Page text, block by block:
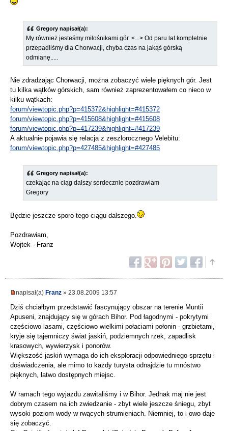
Gregory napisał(a):
My również jesteśmy miłośnikami gór. <...> Od paru lat kompletnie
przepadliśmy dla Chorwacji, chyba czas na jakąś górską
odmianę.....
Nie zdradzając Chorwacji, można zobaczyć wiele pięknych gór. Jest
tu kilka wątków górskich, sam również zaprezentowałem co nieco w
kilku wątkach:
forum/viewtopic.php?p=415372&highlight=#415372
forum/viewtopic.php?p=415608&highlight=#415608
forum/viewtopic.php?p=417239&highlight=#417239
A aktualnie pojawia się relacja z zeszlorocznego Velebitu:
forum/viewtopic.php?p=427485&highlight=#427485
Gregory napisał(a):
czekając na ciąg dalszy serdecznie pozdrawiam
Gregory
Będzie jeszcze sporo tego ciągu dalszego.
Pozdrawiam,
Wojtek - Franz
napisał(a) Franz » 23.08.2009 13:57
Dziś chciałbym przedstawić fascynujący obszar na terenie Muntii
Apuseni, znajdujący się w górach Bihor. Pod łagodnymi - pokrytymi
częściowo lasami, częściowo wielkimi połaciami połonin - grzbietami,
kryje się tajemniczy świat jaskiń, podziemnych rzek, zapadlisk
krasowych, wywierzysk i ponorów.
Większość jaskiń wymaga do ich eksploracji odpowiedniego sprzętu i
doświadczenia, ale mimo to każdy turysta odnajdzie tu mnóstwo
pięknych, łatwo dostępnych miejsc.
W ramach tego wyjazdu zawitaliśmy i w Bihor. Jednak maj nie jest
dobrym czasem na ich zwiedzanie - zbyt wiele jeszcze śniegu, zbyt
wysoki poziom wody w rwących strumieniach. Niemniej, to i owo daje
się zobaczyć.